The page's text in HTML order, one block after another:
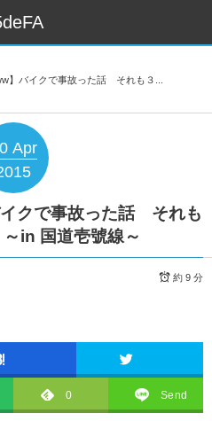
】バイクで事故った話 それも３...
Apr
イクで事故った話 それも
in 国道壱號線～
約 9 分
0 Send